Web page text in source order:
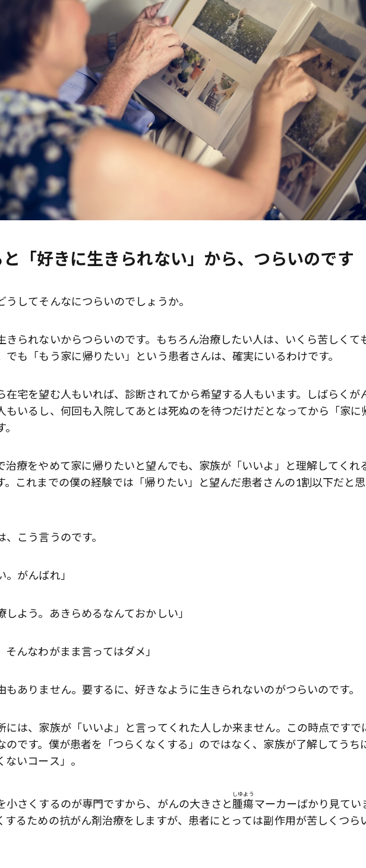
「好きに生きられない」から、つらいのです
してそんなにつらいのでしょうか。
きられないからつらいのです。もちろん治療したい人は、いくら苦しくて
でも「もう家に帰りたい」という患者さんは、確実にいるわけです。
在宅を望む人もいれば、診断されてから希望する人もいます。しばらくが
もいるし、何回も入院してあとは死ぬのを待つだけだとなってから「家に
治療をやめて家に帰りたいと望んでも、家族が「いいよ」と理解してくれ
。これまでの僕の経験では「帰りたい」と望んだ患者さんの1割以下だと
こう言うのです。
。がんばれ」
しよう。あきらめるなんておかしい」
そんなわがまま言ってはダメ」
もありません。要するに、好きなように生きられないのがつらいのです。
には、家族が「いいよ」と言ってくれた人しか来ません。この時点ですで
のです。僕が患者を「つらくなくする」のではなく、家族が了解してうち
いコース」。
小さくするのが専門ですから、がんの大きさと腫瘍
しゆよう
マーカーばかり見てい
するための抗がん剤治療をしますが、患者にとっては副作用が苦しくつら